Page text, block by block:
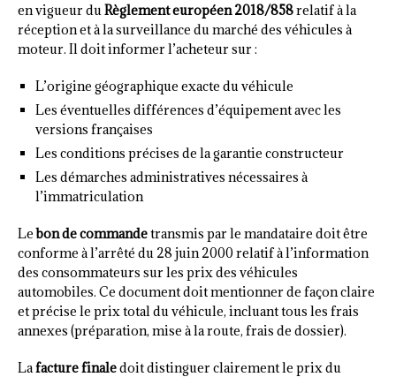
en vigueur duRèglement européen 2018/858relatif à la
réception et à la surveillance du marché des véhicules à
moteur. Il doit informer l’acheteur sur :
L’origine géographique exacte du véhicule
Les éventuelles différences d’équipement avec les
versions françaises
Les conditions précises de la garantie constructeur
Les démarches administratives nécessaires à
l’immatriculation
Lebon de commandetransmis par le mandataire doit être
conforme à l’arrêté du 28 juin 2000 relatif à l’information
des consommateurs sur les prix des véhicules
automobiles. Ce document doit mentionner de façon claire
et précise le prix total du véhicule, incluant tous les frais
annexes (préparation, mise à la route, frais de dossier).
Lafacture finaledoit distinguer clairement le prix du